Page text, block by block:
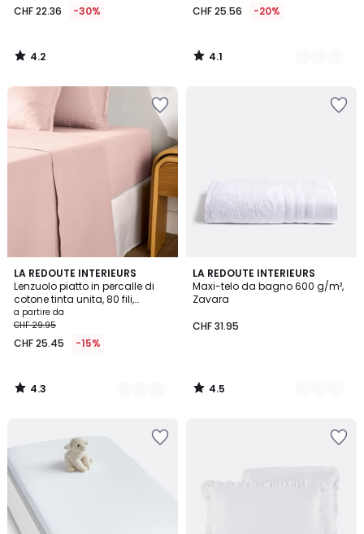
CHF 22.36 -30%
4.2
/
CHF 25.56 -20%
4.1
/
LA REDOUTE INTERIEURS
Lenzuolo piatto in percalle di
cotone tinta unita, 80 fili,
Scenario
a partire da
CHF 29.95
CHF 25.45 -15%
4.3
/ 5
21
Colori
4.3
/
LA REDOUTE INTERIEURS
Maxi-telo da bagno 600 g/m²,
Zavara
CHF 31.95
4.5
/ 5
18
Colori
4.5
/